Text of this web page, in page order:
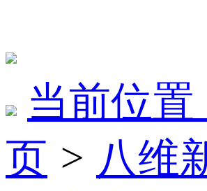
当前位置
页 > 八维